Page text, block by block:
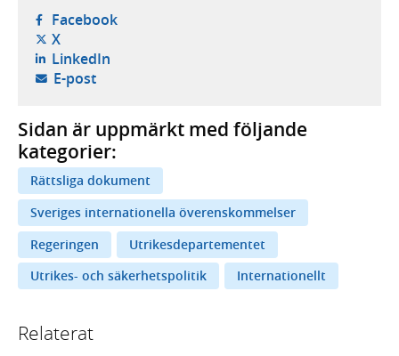
Facebook- öppnas i ny flik, extern webbplats,
X- öppnas i ny flik, extern webbplats,
LinkedIn- öppnas i ny flik, extern webbplats,
E-post- öppnar din e-postklient,
Sidan är uppmärkt med följande
kategorier:
Rättsliga dokument
Sveriges internationella överenskommelser
Regeringen
Utrikesdepartementet
Utrikes- och säkerhetspolitik
Internationellt
Relaterat